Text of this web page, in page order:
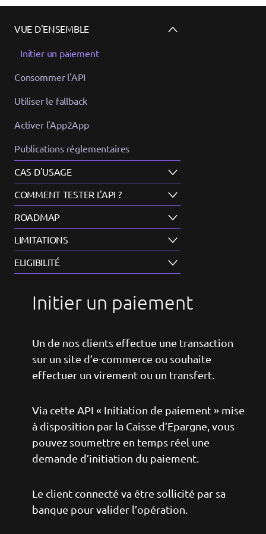
VUE D'ENSEMBLE
Initier un paiement
Consommer l'API
Utiliser le fallback
Activer l'App2App
Publications réglementaires
CAS D'USAGE
COMMENT TESTER L'API ?
ROADMAP
LIMITATIONS
ELIGIBILITÉ
Initier un paiement
Un de nos clients effectue une transaction
sur un site d’e-commerce ou souhaite
effectuer un virement ou un transfert.
Via cette API « Initiation de paiement » mise
à disposition par la Caisse d’Epargne, vous
pouvez soumettre en temps réel une
demande d’initiation du paiement.
Le client connecté va être sollicité par sa
banque pour valider l’opération.